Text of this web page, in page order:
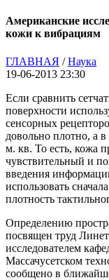
Американские
кожи к вибрациям
ГЛАВНАЯ /Наука
19-06-2013 23:30
Если сравнить
поверхности
сенсорных
довольно плотно, а
м. кв. То есть, кожа
чувствительный и
введения
использовать
плотность
Определению
посвящен труд
исследователем
Массачусетском
сообщено в